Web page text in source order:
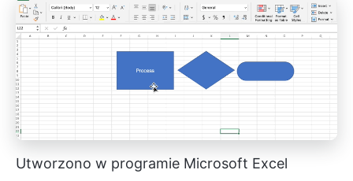
Utworzono w programie Microsoft Excel